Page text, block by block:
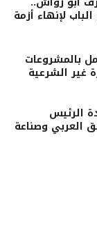
لإنهاء أزمة
بالمشروعات
غير الشرعية
الرئيس
العربي وصناعة